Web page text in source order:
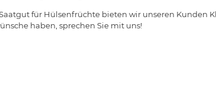
für Hülsenfrüchte bieten wir unseren Kunden
haben, sprechen Sie mit uns!